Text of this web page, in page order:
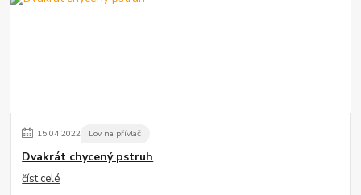
15.04.2022 Lov na přívlač
Dvakrát chycený pstruh
číst celé